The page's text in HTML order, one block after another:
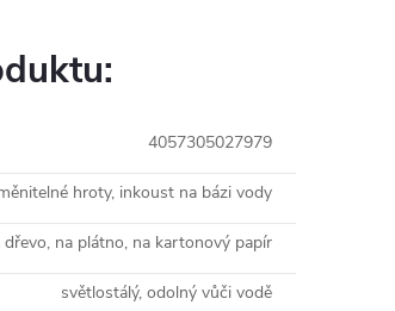
4057305027979
hroty, inkoust na bázi vody
dřevo, na plátno, na kartonový papír
světlostálý, odolný vůči vodě